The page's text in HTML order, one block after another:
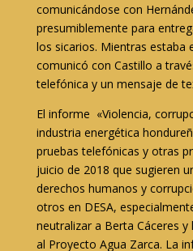
comunicándose con
presumiblemente para
los sicarios. Mientras estaba
comunicó con Castillo a
telefónica y un mensaje de
El informe «Violencia,
industria energética
pruebas telefónicas y otras
juicio de 2018 que sugieren
derechos humanos y
otros en DESA,
neutralizar a Berta Cáceres y
al Proyecto Agua Zarca. La